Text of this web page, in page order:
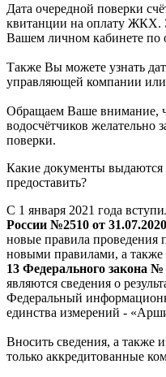
Дата очередной поверки
квитанции на оплату ЖКХ.
Вашем личном кабинете по
Также Вы можете узнать
управляющей компании
Обращаем Ваше внимание,
водосчётчиков желательно
поверки.
Какие документы выдаются
предоставить?
С 1 января 2021 года
России №2510 от
новые правила проведения
новыми правилами, а также
13 Федерального закона
являются сведения о
Федеральный
единства измерений -
Вносить сведения, а также
только аккредитованные